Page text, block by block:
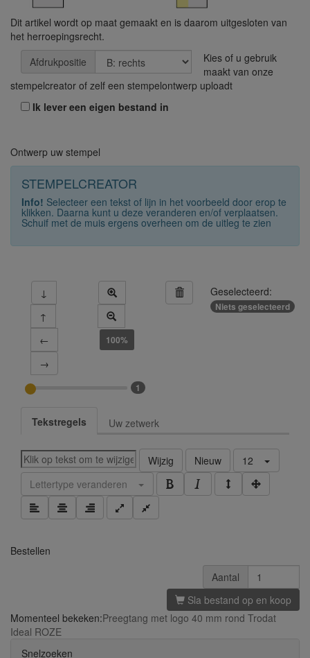
Dit artikel wordt op maat gemaakt en is daarom uitgesloten van
het herroepingsrecht.
Afdrukpositie
Kies of u gebruik
maakt van onze
stempelcreator of zelf een stempelontwerp uploadt
Ik lever een eigen bestand in
Ontwerp uw stempel
STEMPELCREATOR
Info! Selecteer een tekst of lijn in het voorbeeld door erop te
klikken. Daarna kunt u deze veranderen en/of verplaatsen.
Schuif met de muis ergens overheen om de uitleg te zien
↓
↑
←
→
100%
Geselecteerd:
Niets geselecteerd
1
Tekstregels Uw zetwerk
Wijzig Nieuw
12
Lettertype veranderen
Bestellen
Aantal
Sla bestand op en koop
Momenteel bekeken:Preegtang met logo 40 mm rond Trodat
Ideal ROZE
Snelzoeken